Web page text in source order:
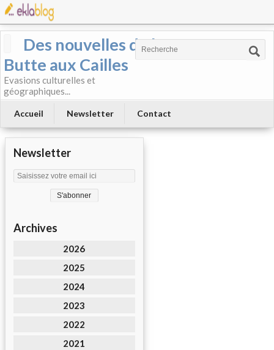
Des nouvelles de la
Butte aux Cailles
Evasions culturelles et
géographiques...
Accueil Newsletter Contact
Newsletter
Archives
2026
2025
2024
2023
2022
2021